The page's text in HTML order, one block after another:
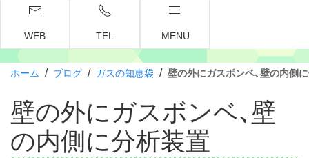
WEB TEL MENU
ホーム / ブログ / ガスの知恵袋 / 壁の外にガスボンベ、壁の内側
壁の外にガスボンベ、壁
の内側に分析装置